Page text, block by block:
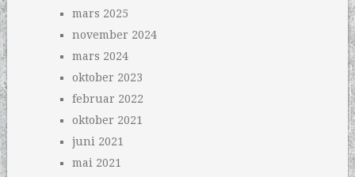
mars 2025
november 2024
mars 2024
oktober 2023
februar 2022
oktober 2021
juni 2021
mai 2021